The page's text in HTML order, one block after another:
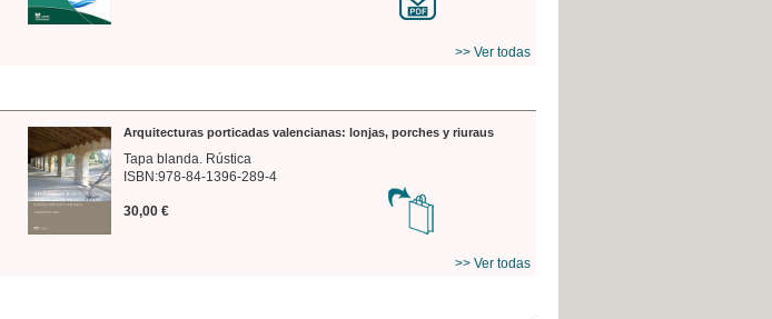
>> Ver todas
Arquitecturas porticadas valencianas: lonjas, porches y riuraus
Tapa blanda. Rústica
ISBN:978-84-1396-289-4
30,00 €
>> Ver todas